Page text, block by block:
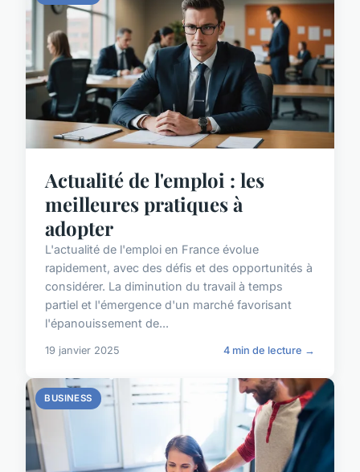
Actualité de l'emploi : les
meilleures pratiques à
adopter
L'actualité de l'emploi en France évolue
rapidement, avec des défis et des opportunités à
considérer. La diminution du travail à temps
partiel et l'émergence d'un marché favorisant
l'épanouissement de...
19 janvier 2025 4 min de lecture →
BUSINESS